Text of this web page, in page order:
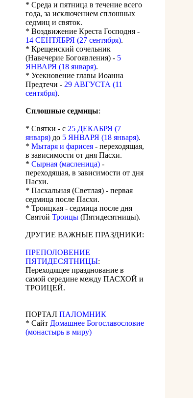
* Среда и пятница в течение всего
года, за исключением сплошных
седмиц и святок.
* Воздвижение Креста Господня -
14 СЕНТЯБРЯ (27 сентября).
* Крещенский сочельник
(Навечерие Богоявления) - 5
ЯНВАРЯ (18 января).
* Усекновение главы Иоанна
Предтечи - 29 АВГУСТА (11
сентября).
Сплошные седмицы:
* Святки - с 25 ДЕКАБРЯ (7
января) до 5 ЯНВАРЯ (18 января).
* Мытаря и фарисея - переходящая,
в зависимости от дня Пасхи.
* Сырная (масленица) -
переходящая, в зависимости от дня
Пасхи.
* Пасхальная (Светлая) - первая
седмица после Пасхи.
* Троицкая - седмица после дня
Святой Троицы (Пятидесятницы).
ДРУГИЕ ВАЖНЫЕ ПРАЗДНИКИ:
ПРЕПОЛОВЕНИЕ
ПЯТИДЕСЯТНИЦЫ:
Переходящее празднование в
самой середине между ПАСХОЙ и
ТРОИЦЕЙ.
ПОРТАЛ ПАЛОМНИК
* Сайт Домашнее Богославословие
(монастырь в миру)